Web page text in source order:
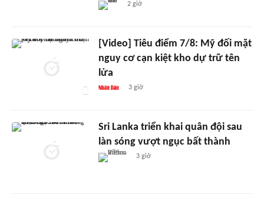
2 giờ
[Video] Tiêu điểm 7/8: Mỹ đối mặt
nguy cơ cạn kiệt kho dự trữ tên
lửa
3 giờ
Sri Lanka triển khai quân đội sau
làn sóng vượt ngục bất thành
3 giờ